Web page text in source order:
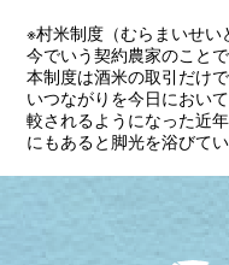
※村米制度（むらまいせい
今でいう契約農家のこと
本制度は酒米の取引だけ
いつながりを今日におい
較されるようになった近
にもあると脚光を浴びてい